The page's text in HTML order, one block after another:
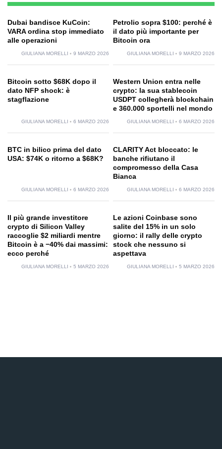
Dubai bandisce KuCoin:
VARA ordina stop immediato
alle operazioni
GIULIANA MORELLI 9 MARZO 2026
Petrolio sopra $100: perché è
il dato più importante per
Bitcoin ora
GIULIANA MORELLI 9 MARZO 2026
Bitcoin sotto $68K dopo il
dato NFP shock: è
stagflazione
GIULIANA MORELLI 6 MARZO 2026
Western Union entra nelle
crypto: la sua stablecoin
USDPT collegherà blockchain
e 360.000 sportelli nel mondo
GIULIANA MORELLI 6 MARZO 2026
BTC in bilico prima del dato
USA: $74K o ritorno a $68K?
GIULIANA MORELLI 6 MARZO 2026
CLARITY Act bloccato: le
banche rifiutano il
compromesso della Casa
Bianca
GIULIANA MORELLI 6 MARZO 2026
Il più grande investitore
crypto di Silicon Valley
raccoglie $2 miliardi mentre
Bitcoin è a −40% dai massimi:
ecco perché
GIULIANA MORELLI 5 MARZO 2026
Le azioni Coinbase sono
salite del 15% in un solo
giorno: il rally delle crypto
stock che nessuno si
aspettava
GIULIANA MORELLI 5 MARZO 2026